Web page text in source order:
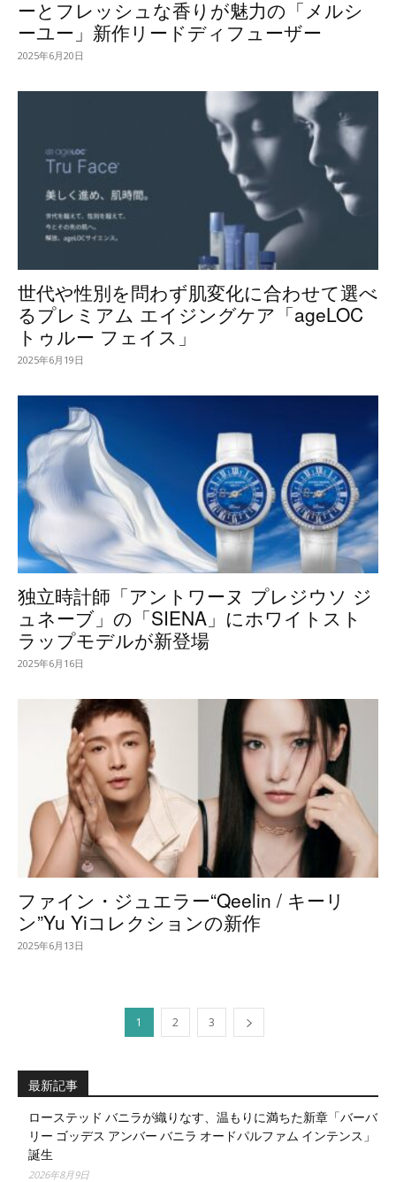
ーとフレッシュな香りが魅力の「メルシ
ーユー」新作リードディフューザー
2025年6月20日
世代や性別を問わず肌変化に合わせて選べ
るプレミアム エイジングケア「ageLOC
トゥルー フェイス」
2025年6月19日
独立時計師「アントワーヌ プレジウソ ジ
ュネーブ」の「SIENA」にホワイトスト
ラップモデルが新登場
2025年6月16日
ファイン・ジュエラー“Qeelin / キーリ
ン”Yu Yiコレクションの新作
2025年6月13日
1 2 3
最新記事
ローステッド バニラが織りなす、温もりに満ちた新章「バーバ
リー ゴッデス アンバー バニラ オードパルファム インテンス」
誕生
2026年8月9日